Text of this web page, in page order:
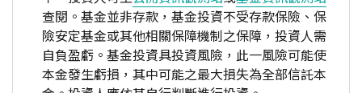
查閱。基金並非存款，基金投資不受存款保險、保
險安定基金或其他相關保障機制之保障，投資人需
自負盈虧。基金投資具投資風險，此一風險可能使
本金發生虧損，其中可能之最大損失為全部信託本